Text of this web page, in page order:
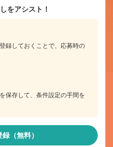
をアシスト！
録しておくことで、応募時の
保存して、条件設定の手間を
（無料）